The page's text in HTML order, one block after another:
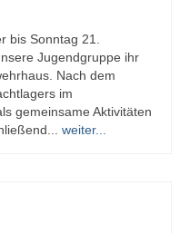
bis Sonntag 21.
Jugendgruppe ihr
Nach dem
im
gemeinsame Aktivitäten
weiter...